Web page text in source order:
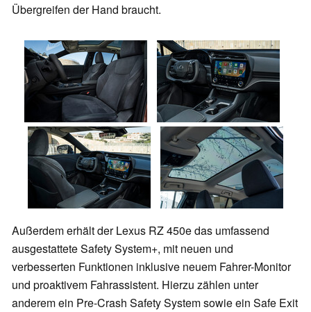
Übergreifen der Hand braucht.
Außerdem erhält der Lexus RZ 450e das umfassend
ausgestattete Safety System+, mit neuen und
verbesserten Funktionen inklusive neuem Fahrer-Monitor
und proaktivem Fahrassistent. Hierzu zählen unter
anderem ein Pre-Crash Safety System sowie ein Safe Exit